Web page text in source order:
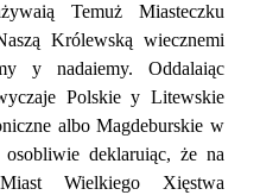
Temuż Miasteczku
Królewską wiecznemi
у nadaiemy. Oddalaiąc
Polskie у Litewskie
albo Magdeburskie w
deklaruiąc, że na
Wielkiego Xięstwa